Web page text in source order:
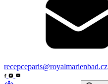
recepceparis@royalmarienbad.cz